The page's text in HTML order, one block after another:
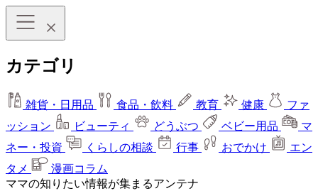
カテゴリ
雑貨・日用品 食品・飲料 教育 健康
ファ
ッション
ビューティ どうぶつ ベビー用品
マ
ネー・投資
くらしの相談 行事 おでかけ
エン
タメ
漫画コラム
ママの知りたい情報が集まるアンテナ